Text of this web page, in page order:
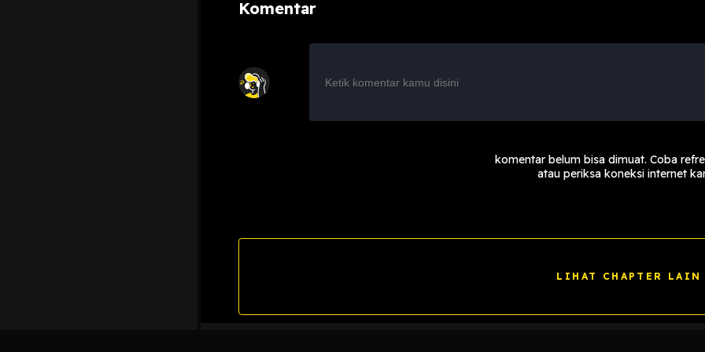
Komentar
komentar belum bisa dimuat. Coba
atau periksa koneksi internet
LIHAT CHAPTER LAIN